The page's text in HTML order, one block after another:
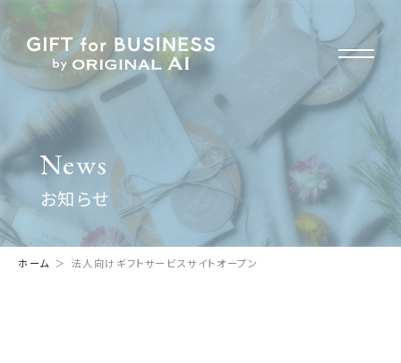
News
お知らせ
ホーム 法人向けギフトサービスサイトオープン